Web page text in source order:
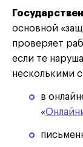
основной
проверяет
если те
несколькими
в
«